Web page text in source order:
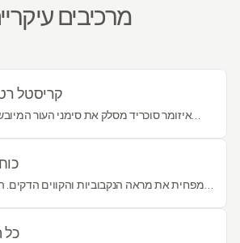
מרכיבים
קריסטל
איזומר סוכריד מסלק את סימני העור
אפקט מיידי ומתמשך. הוא מועשר
שמטשטשים את פגמי הפנים ומתמזגים
כל